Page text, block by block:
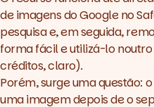
de imagens do Google no
pesquisa e, em seguida,
forma fácil e utilizá-lo
créditos, claro).
Porém, surge uma questão:
uma imagem depois de o